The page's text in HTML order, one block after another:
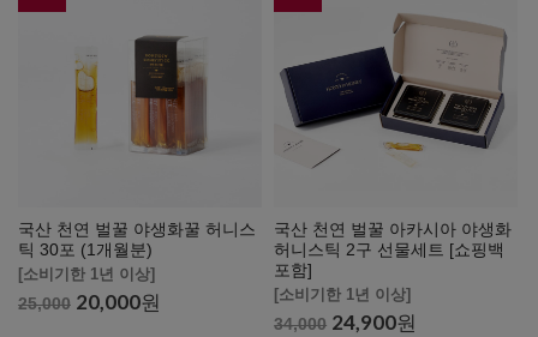
국산 천연 벌꿀 야생화꿀 허니스
틱 30포 (1개월분)
[소비기한 1년 이상]
25,000 20,000원
국산 천연 벌꿀 아카시아 야생화
허니스틱 2구 선물세트 [쇼핑백
포함]
[소비기한 1년 이상]
34,000 24,900원